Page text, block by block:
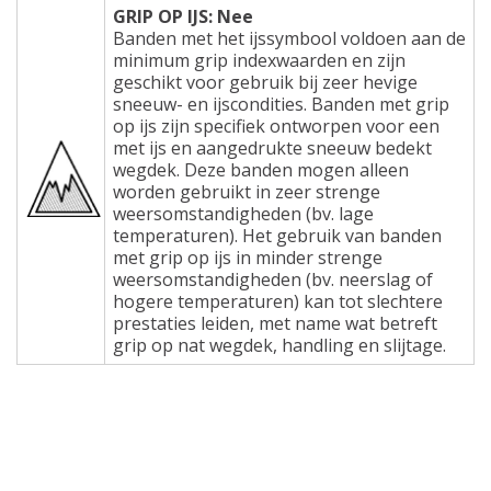
GRIP OP IJS: Nee
Banden met het ijssymbool voldoen aan de
minimum grip indexwaarden en zijn
geschikt voor gebruik bij zeer hevige
sneeuw- en ijscondities. Banden met grip
op ijs zijn specifiek ontworpen voor een
met ijs en aangedrukte sneeuw bedekt
wegdek. Deze banden mogen alleen
worden gebruikt in zeer strenge
weersomstandigheden (bv. lage
temperaturen). Het gebruik van banden
met grip op ijs in minder strenge
weersomstandigheden (bv. neerslag of
hogere temperaturen) kan tot slechtere
prestaties leiden, met name wat betreft
grip op nat wegdek, handling en slijtage.